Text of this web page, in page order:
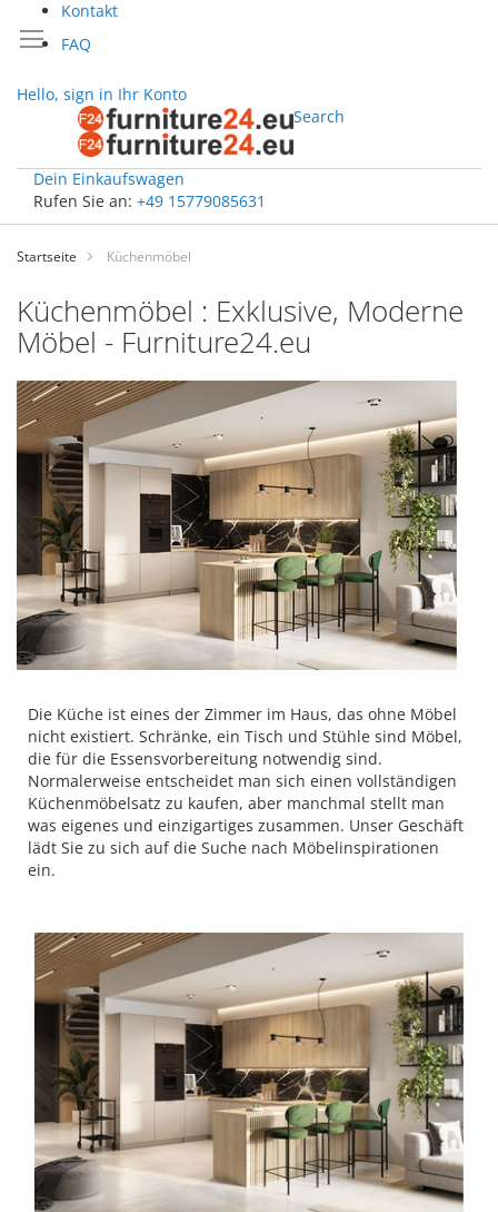
Kontakt
FAQ
Hello, sign in Ihr Konto
Search
Dein Einkaufswagen
Rufen Sie an: +49 15779085631
Zum
springen
Startseite Küchenmöbel
Küchenmöbel : Exklusive, Moderne
Möbel - Furniture24.eu
Die Küche ist eines der Zimmer im Haus, das ohne Möbel
nicht existiert. Schränke, ein Tisch und Stühle sind Möbel,
die für die Essensvorbereitung notwendig sind.
Normalerweise entscheidet man sich einen vollständigen
Küchenmöbelsatz zu kaufen, aber manchmal stellt man
was eigenes und einzigartiges zusammen. Unser Geschäft
lädt Sie zu sich auf die Suche nach Möbelinspirationen
ein.